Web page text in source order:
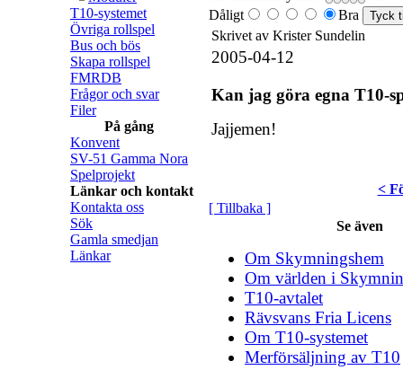
T10-systemet
Övriga rollspel
Bus och bös
Skapa rollspel
FMRDB
Frågor och svar
Filer
På gång
Konvent
SV-51 Gamma Nora
Spelprojekt
Länkar och kontakt
Kontakta oss
Sök
Gamla smedjan
Länkar
Dåligt
Bra
Skrivet av Krister Sundelin
2005-04-12
Kan jag göra egna T10-
Jajjemen!
<
[ Tillbaka ]
Se även
Om Skymningshem
Om världen i
T10-avtalet
Rävsvans Fria Licens
Om T10-systemet
Merförsäljning av T10